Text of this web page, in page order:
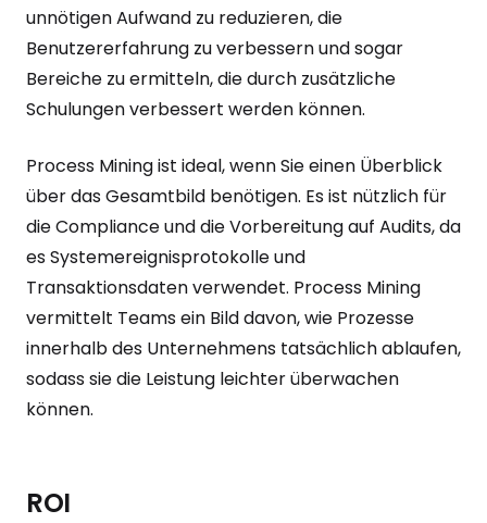
unnötigen Aufwand zu reduzieren, die
Benutzererfahrung zu verbessern und sogar
Bereiche zu ermitteln, die durch zusätzliche
Schulungen verbessert werden können.
Process Mining ist ideal, wenn Sie einen Überblick
über das Gesamtbild benötigen. Es ist nützlich für
die Compliance und die Vorbereitung auf Audits, da
es Systemereignisprotokolle und
Transaktionsdaten verwendet. Process Mining
vermittelt Teams ein Bild davon, wie Prozesse
innerhalb des Unternehmens tatsächlich ablaufen,
sodass sie die Leistung leichter überwachen
können.
ROI